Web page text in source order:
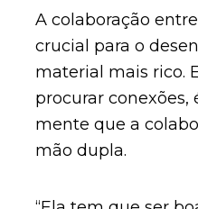
A colaboração
crucial para o
material mais rico.
procurar conexões,
mente que a
mão dupla.